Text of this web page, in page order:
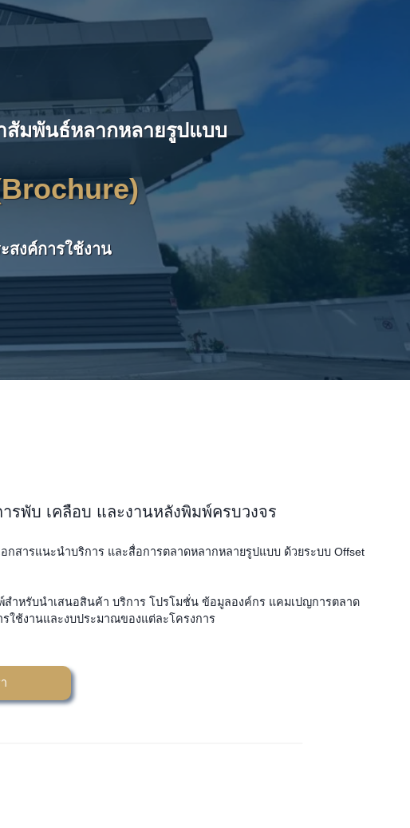
สัมพันธ์หลากหลายรูปแบบ
สงค์การใช้งาน
พับ เคลือบ และงานหลังพิมพ์ครบวงจร
สารแนะนำบริการ และสื่อการตลาดหลากหลายรูปแบบ ด้วยระบบ Offset
สำหรับนำเสนอสินค้า บริการ โปรโมชั่น ข้อมูลองค์กร แคมเปญการตลาด
ใช้งานและงบประมาณของแต่ละโครงการ